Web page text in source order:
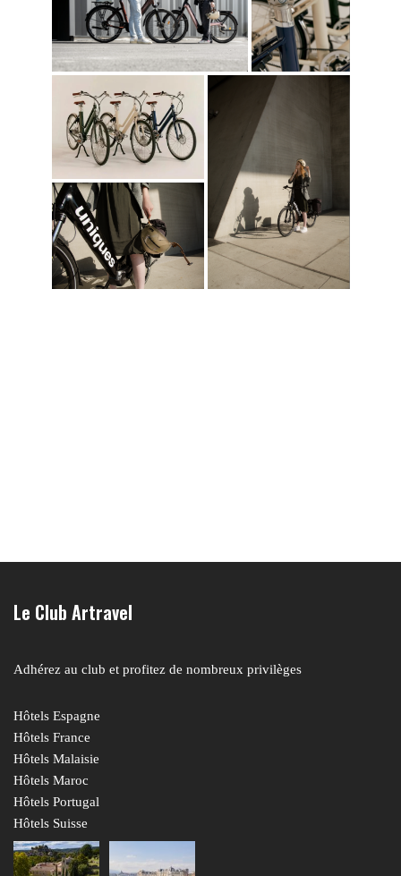
Le Club Artravel
Adhérez au club et profitez de nombreux privilèges
Hôtels Espagne
Hôtels France
Hôtels Malaisie
Hôtels Maroc
Hôtels Portugal
Hôtels Suisse